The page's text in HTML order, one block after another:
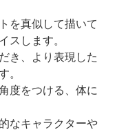
を真似して描いて
スします。
き、より表現した
。
度をつける、体に
なキャラクターや